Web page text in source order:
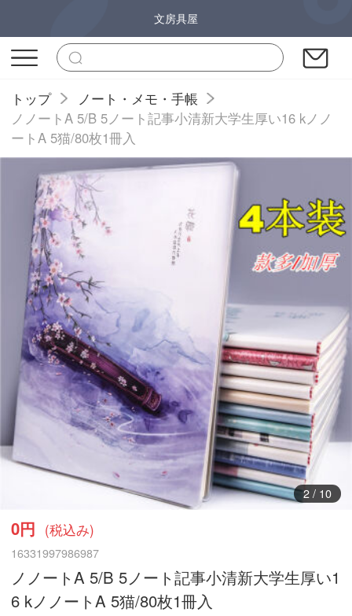
文房具屋
トップ
ノート・メモ・手帳
ノノートA 5/B 5ノート記事小清新大学生厚い16 kノノ
ートA 5猫/80枚1冊入
3/ 10
0円 (税込み)
16331997986987
ノノートA 5/B 5ノート記事小清新大学生厚い1
6 kノノートA 5猫/80枚1冊入